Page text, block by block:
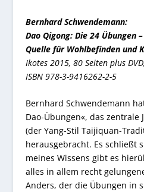
Bernhard Schwendemann:
Dao Qigong: Die 24 Übungen
Quelle für Wohlbefinden und
Ikotes 2015, 80 Seiten plus
ISBN 978-3-9416262-2-5
Bernhard Schwendemann
Dao-Übungen«, das zentrale
(der Yang-Stil Taijiquan-
herausgebracht. Es schließt
meines Wissens gibt es
alles in allem recht
Anders, der die Übungen in